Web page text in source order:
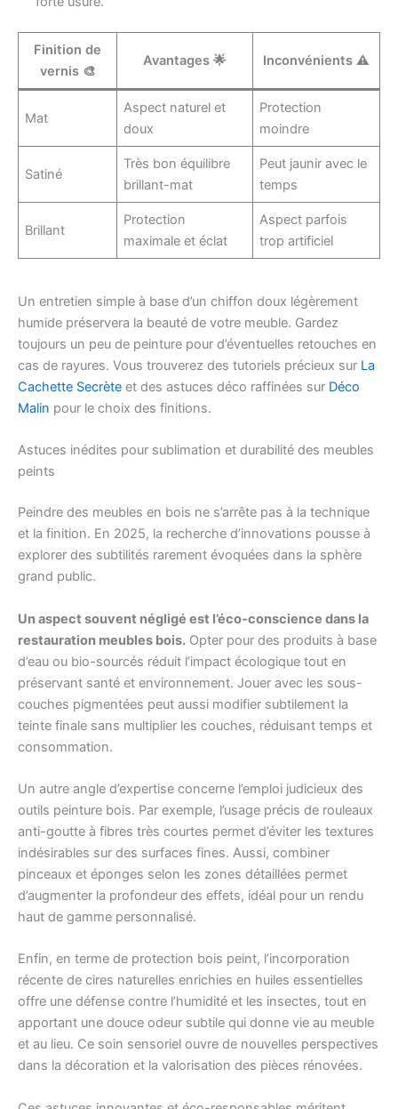
Finition de
vernis 🎨
Avantages 🌟 Inconvénients ⚠️
Mat
Aspect naturel et
doux
Protection
moindre
Satiné
Très bon équilibre
brillant-mat
Peut jaunir avec le
temps
Brillant
Protection
maximale et éclat
Aspect parfois
trop artificiel
Un entretien simple à base d’un chiffon doux légèrement
humide préservera la beauté de votre meuble. Gardez
toujours un peu de peinture pour d’éventuelles retouches en
cas de rayures. Vous trouverez des tutoriels précieux sur La
Cachette Secrète et des astuces déco raffinées sur Déco
Malin pour le choix des finitions.
Astuces inédites pour sublimation et durabilité des meubles
peints
Peindre des meubles en bois ne s’arrête pas à la technique
et la finition. En 2025, la recherche d’innovations pousse à
explorer des subtilités rarement évoquées dans la sphère
grand public.
Un aspect souvent négligé est l’éco-conscience dans la
restauration meubles bois. Opter pour des produits à base
d’eau ou bio-sourcés réduit l’impact écologique tout en
préservant santé et environnement. Jouer avec les sous-
couches pigmentées peut aussi modifier subtilement la
teinte finale sans multiplier les couches, réduisant temps et
consommation.
Un autre angle d’expertise concerne l’emploi judicieux des
outils peinture bois. Par exemple, l’usage précis de rouleaux
anti-goutte à fibres très courtes permet d’éviter les textures
indésirables sur des surfaces fines. Aussi, combiner
pinceaux et éponges selon les zones détaillées permet
d’augmenter la profondeur des effets, idéal pour un rendu
haut de gamme personnalisé.
Enfin, en terme de protection bois peint, l’incorporation
récente de cires naturelles enrichies en huiles essentielles
offre une défense contre l’humidité et les insectes, tout en
apportant une douce odeur subtile qui donne vie au meuble
et au lieu. Ce soin sensoriel ouvre de nouvelles perspectives
dans la décoration et la valorisation des pièces rénovées.